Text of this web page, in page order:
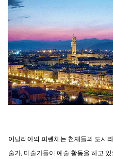
이탈리아의 피렌체는 천재들의 도시
술가, 미술가들이 예술 활동을 하고